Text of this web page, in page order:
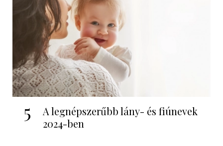
5
A legnépszerűbb lány- és fiúnevek
2024-ben